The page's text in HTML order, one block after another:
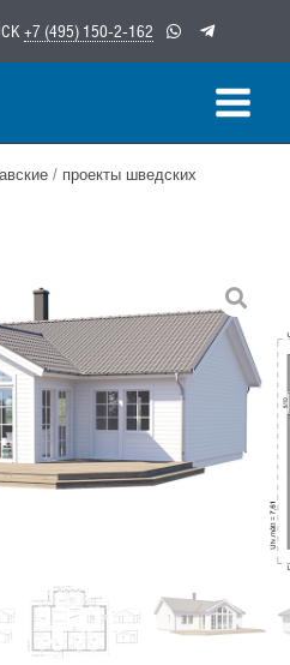
+7 (495) 150-2-162
/ проекты шведских